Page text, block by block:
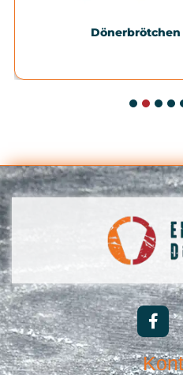
Dönerbrötchen